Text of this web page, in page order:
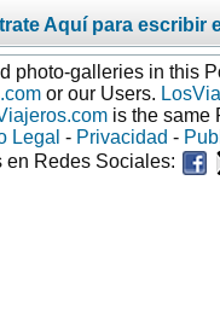
Aquí para escribir
photo-galleries in this
or our Users.
is the same
Legal - Privacidad -
en Redes Sociales: